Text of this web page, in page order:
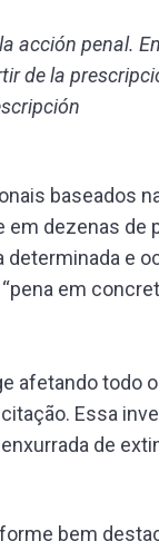
acción penal.
de la
baseados
dezenas de
determinada e
em
afetando todo
Essa
de
bem